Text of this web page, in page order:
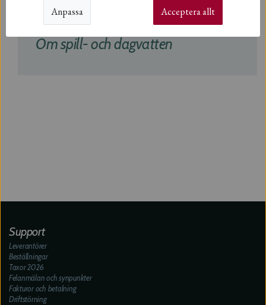
Anpassa Acceptera allt
Om dricksvatten
Om spill- och dagvatten
Support
Leverantörer
Beställningar
Taxor 2026
Felanmälan och synpunkter
Fakturor och betalning
Driftstörning